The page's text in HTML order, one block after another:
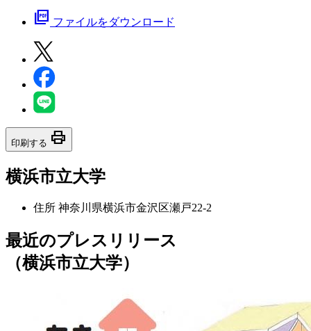
picture_as_pdf ファイルをダウンロード
印刷する print
横浜市立大学
住所 神奈川県横浜市金沢区瀬戸22-2
最近のプレスリリース
（横浜市立大学）